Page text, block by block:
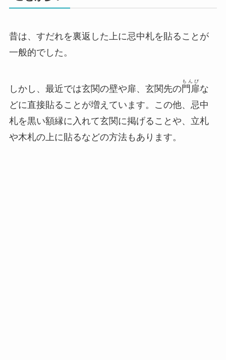
昔は、すだれを裏返した上に忌中札を貼ることが
一般的でした。
しかし、最近では玄関の壁や扉、玄関先の門扉
もんぴ
な
どに直接貼ることが増えています。この他、忌中
札を黒い額縁に入れて玄関に掲げることや、立札
や木札の上に貼るなどの方法もあります。